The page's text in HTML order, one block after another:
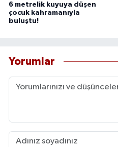
6 metrelik kuyuya düşen
çocuk kahramanıyla
buluştu!
Yorumlar